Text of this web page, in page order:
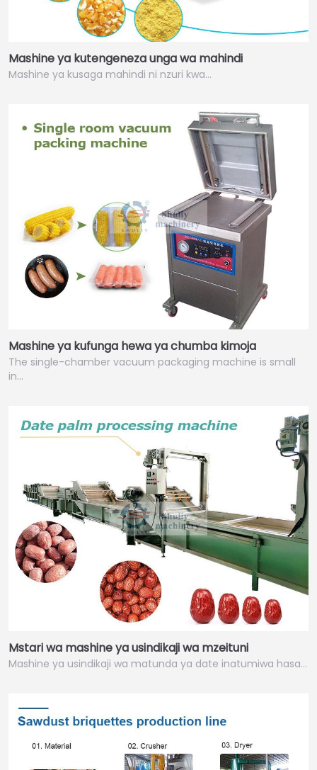
Mashine ya kutengeneza unga wa mahindi
Mashine ya kusaga mahindi ni nzuri kwa…
Mashine ya kufunga hewa ya chumba kimoja
The single-chamber vacuum packaging machine is small
in…
Mstari wa mashine ya usindikaji wa mzeituni
Mashine ya usindikaji wa matunda ya date inatumiwa hasa…